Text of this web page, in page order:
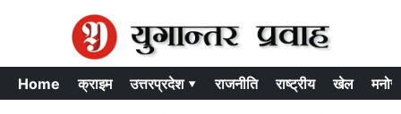
Home क्राइम उत्तरप्रदेश ▾ राजनीति राष्ट्रीय खेल